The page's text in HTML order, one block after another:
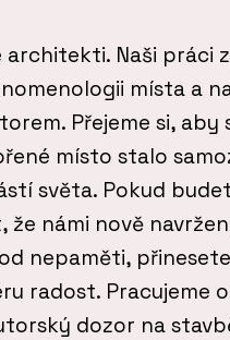
architekti. Naši práci
místa a
Přejeme si, aby
místo stalo
světa. Pokud
že námi nově
nepaměti,
radost. Pracujeme
dozor na